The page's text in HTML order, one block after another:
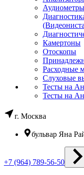
Аудиометры
Камертоны
Отоскопы
Расходные
Слуховые
Тесты на
Тесты на
г. Москва
бульвар Яна
+7 (964) 789-56-50